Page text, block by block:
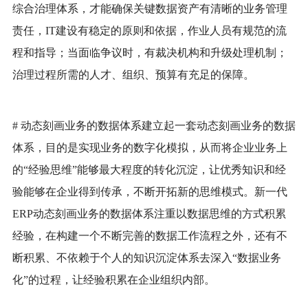
综合治理体系，才能确保关键数据资产有清晰的业务管理
责任， IT建设有稳定的原则和依据，作业人员有规范的流
程和指导；当面临争议时，有裁决机构和升级处理机制；
治理过程所需的人才、组织、预算有充足的保障。
# 动态刻画业务的数据体系建立起一套动态刻画业务的数据
体系，目的是实现业务的数字化模拟，从而将企业业务上
的“经验思维”能够最大程度的转化沉淀，让优秀知识和经
验能够在企业得到传承，不断开拓新的思维模式。新一代
ERP动态刻画业务的数据体系注重以数据思维的方式积累
经验，在构建一个不断完善的数据工作流程之外，还有不
断积累、不依赖于个人的知识沉淀体系去深入“数据业务
化”的过程，让经验积累在企业组织内部。